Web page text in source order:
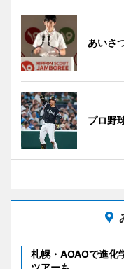
あいさ
プロ野
札幌・AOAOで進